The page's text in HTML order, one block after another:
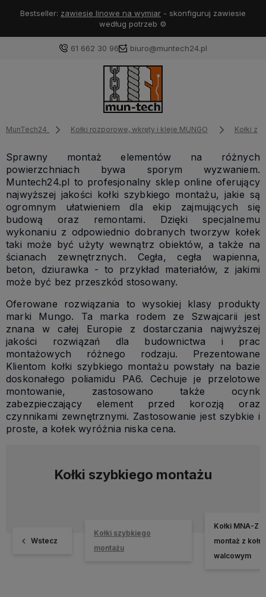
Bestseller: zawiesie linowe na wymiar - skonfiguruj zawiesie
według potrzeb ⚙️
61 662 30 96 biuro@muntech24.pl
MunTech24 Kołki rozporowe, wkręty i kleje MUNGO Kołki z
Sprawny montaż elementów na różnych
powierzchniach bywa sporym wyzwaniem.
Muntech24.pl to profesjonalny sklep online oferujący
najwyższej jakości kołki szybkiego montażu, jakie są
ogromnym ułatwieniem dla ekip zajmujących się
budową oraz remontami. Dzięki specjalnemu
wykonaniu z odpowiednio dobranych tworzyw kołek
taki może być użyty wewnątrz obiektów, a także na
ścianach zewnętrznych. Cegła, cegła wapienna,
beton, dziurawka - to przykład materiałów, z jakimi
może być bez przeszkód stosowany.
Oferowane rozwiązania to wysokiej klasy produkty
marki Mungo. Ta marka rodem ze Szwajcarii jest
znana w całej Europie z dostarczania najwyższej
jakości rozwiązań dla budownictwa i prac
montażowych różnego rodzaju. Prezentowane
Klientom kołki szybkiego montażu powstały na bazie
doskonałego poliamidu PA6. Cechuje je przelotowe
montowanie, zastosowano także ocynk
zabezpieczający element przed korozją oraz
czynnikami zewnętrznymi. Zastosowanie jest szybkie i
proste, a kołek wyróżnia niska cena.
Kołki szybkiego montażu
Wstecz
Kołki szybkiego
montażu
Kołki MNA-Z
montaż z
walcowym